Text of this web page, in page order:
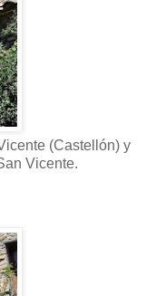
(Castellón) y
Vicente.